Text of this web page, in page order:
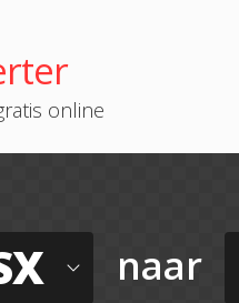
online
naar